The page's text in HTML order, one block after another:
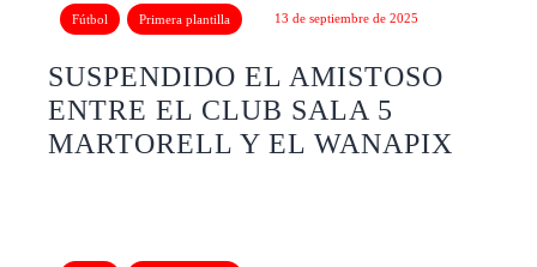
Fútbol Primera plantilla 13 de septiembre de 2025
SUSPENDIDO EL AMISTOSO
ENTRE EL CLUB SALA 5
MARTORELL Y EL WANAPIX